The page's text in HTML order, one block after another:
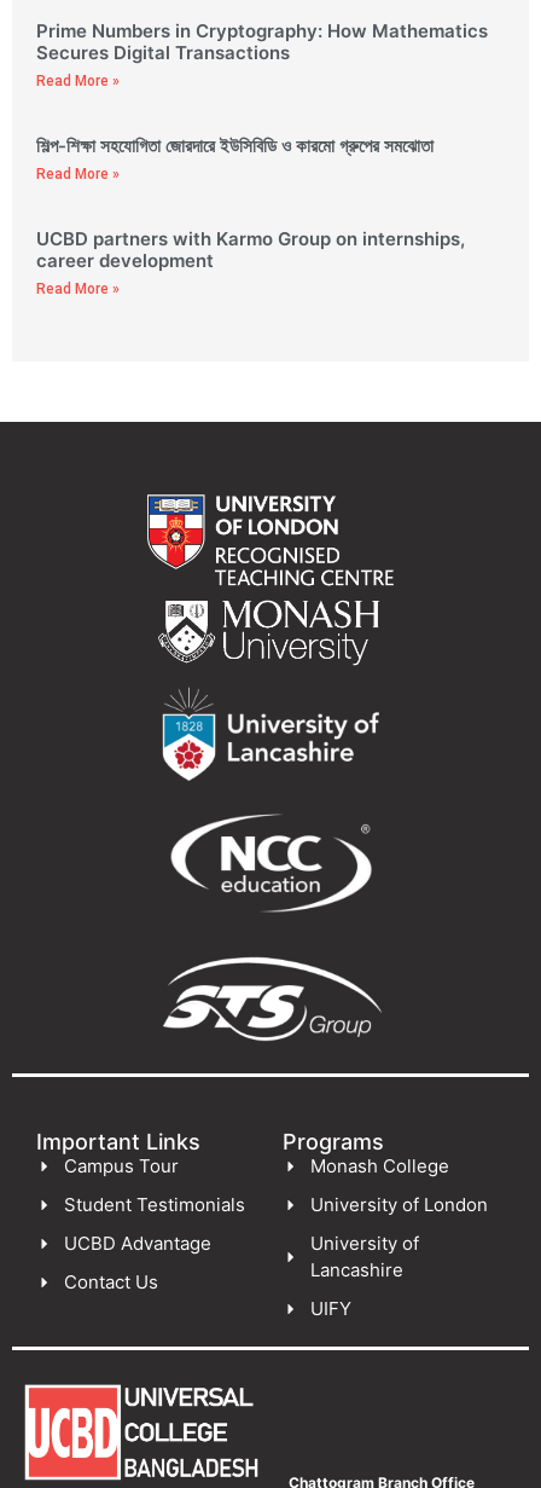
Prime Numbers in Cryptography: How Mathematics
Secures Digital Transactions
Read More »
শিল্প-শিক্ষা সহযোগিতা জোরদারে ইউসিবিডি ও কারমো গ্রুপের সমঝোতা
Read More »
UCBD partners with Karmo Group on internships,
career development
Read More »
Important Links
Campus Tour
Student Testimonials
UCBD Advantage
Contact Us
Programs
Monash College
University of London
University of
Lancashire
UIFY
Chattogram Branch Office